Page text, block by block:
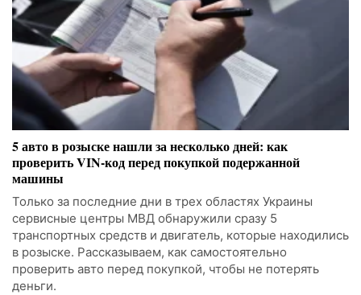
5 авто в розыске нашли за несколько дней: как
проверить VIN-код перед покупкой подержанной
машины
Только за последние дни в трех областях Украины
сервисные центры МВД обнаружили сразу 5
транспортных средств и двигатель, которые находились
в розыске. Рассказываем, как самостоятельно
проверить авто перед покупкой, чтобы не потерять
деньги.